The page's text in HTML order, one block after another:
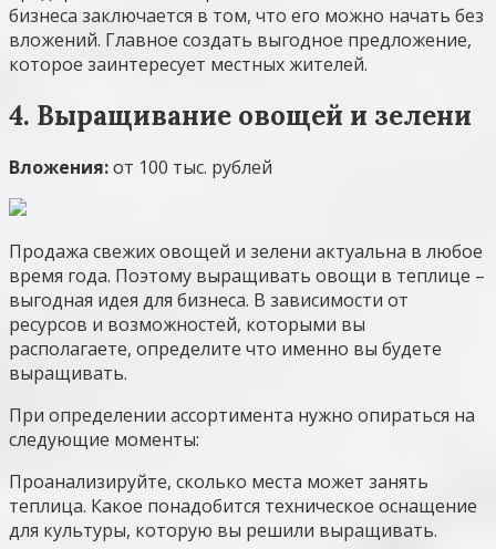
бизнеса заключается в том, что его можно начать без
вложений. Главное создать выгодное предложение,
которое заинтересует местных жителей.
4. Выращивание овощей и зелени
Вложения:от 100 тыс. рублей
Продажа свежих овощей и зелени актуальна в любое
время года. Поэтому выращивать овощи в теплице –
выгодная идея для бизнеса. В зависимости от
ресурсов и возможностей, которыми вы
располагаете, определите что именно вы будете
выращивать.
При определении ассортимента нужно опираться на
следующие моменты:
Проанализируйте, сколько места может занять
теплица. Какое понадобится техническое оснащение
для культуры, которую вы решили выращивать.